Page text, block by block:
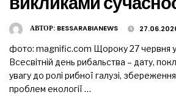
АВТОР: BESSARABIANEWS
фото: magnific.com Щороку 27 червня у
Всесвітній день рибальства – дату,
увагу до ролі рибної галузі,
проблем екології …